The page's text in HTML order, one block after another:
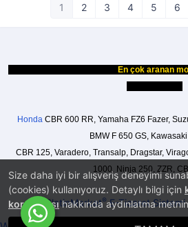
Size daha iyi bir alışveriş deneyimi
(cookies) kullanıyoruz. Detaylı bilgi için
korunmasıhakkında aydınlatma
1 2 3 4 5 6
En çok aranan
Honda CBR 600 RR, Yamaha FZ6 Fazer,
BMW F 650 GS, Kawasaki
CBR 125, Varadero, Transalp, Dragstar,
1000, Ninja 250, ZZR,
PlatinMarket®E-Ticaret Sistemi